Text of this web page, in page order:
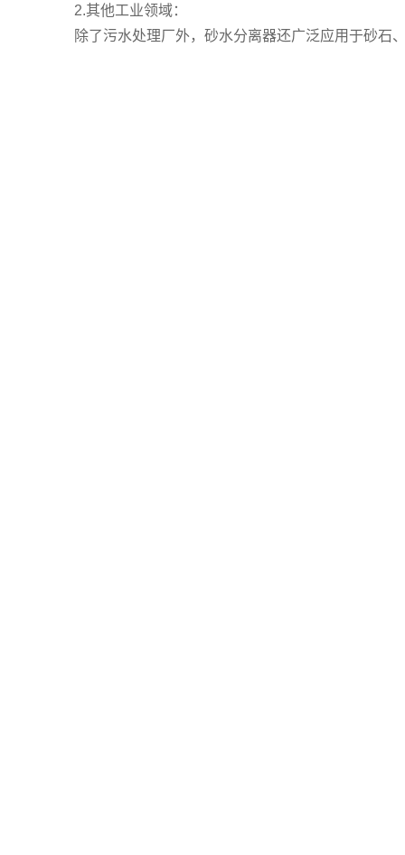
2.其他工业领域：
除了污水处理厂外，砂水分离器还广泛应用于砂石、